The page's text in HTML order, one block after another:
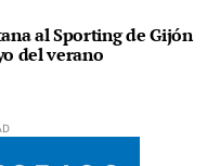
al Sporting de Gijón
del verano